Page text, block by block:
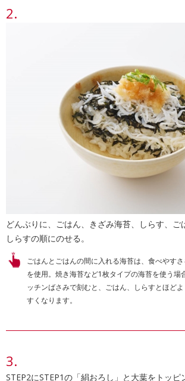
どんぶりに、ごはん、きざみ海苔、しらす、ご
しらすの順にのせる。
ごはんとごはんの間に入れる海苔は、食べやす
を使用。焼き海苔など1枚タイプの海苔を使う場
ッチンばさみで刻むと、ごはん、しらすとほど
すくなります。
STEP2にSTEP1の「絹おろし」と大葉をトッピ